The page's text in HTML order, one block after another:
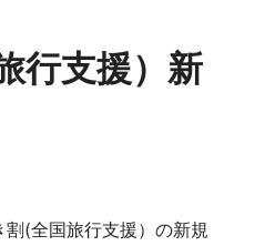
行支援）新
(全国旅行支援）の新規